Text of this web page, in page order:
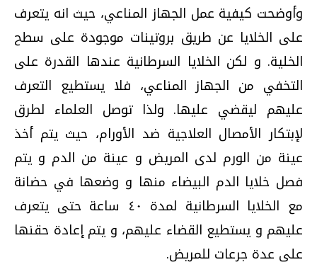
وأوضحت كيفية عمل الجهاز المناعي، حيث انه يتعرف
على الخلايا عن طريق بروتينات موجودة على سطح
الخلية. و لكن الخلايا السرطانية عندها القدرة على
التخفي من الجهاز المناعي، فلا يستطيع التعرف
عليهم ليقضي عليها. ولذا توصل العلماء لطرق
لإبتكار الأمصال العلاجية ضد الأورام، حيث يتم أخذ
عينة من الورم لدى المريض و عينة من الدم و يتم
فصل خلايا الدم البيضاء منها و وضعها في حضانة
مع الخلايا السرطانية لمدة ٤٠ ساعة حتى يتعرف
عليهم و يستطيع القضاء عليهم، و يتم إعادة حقنها
على عدة جرعات للمريض.